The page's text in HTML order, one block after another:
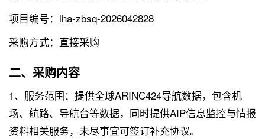
项目编号：lha-zbsq-2026042828
采购方式：直接采购
二、采购内容
1、服务范围：提供全球ARINC424导航数据，包含机
场、航路、导航台等数据，同时提供AIP信息监控与情报
资料相关服务，未尽事宜可签订补充协议。